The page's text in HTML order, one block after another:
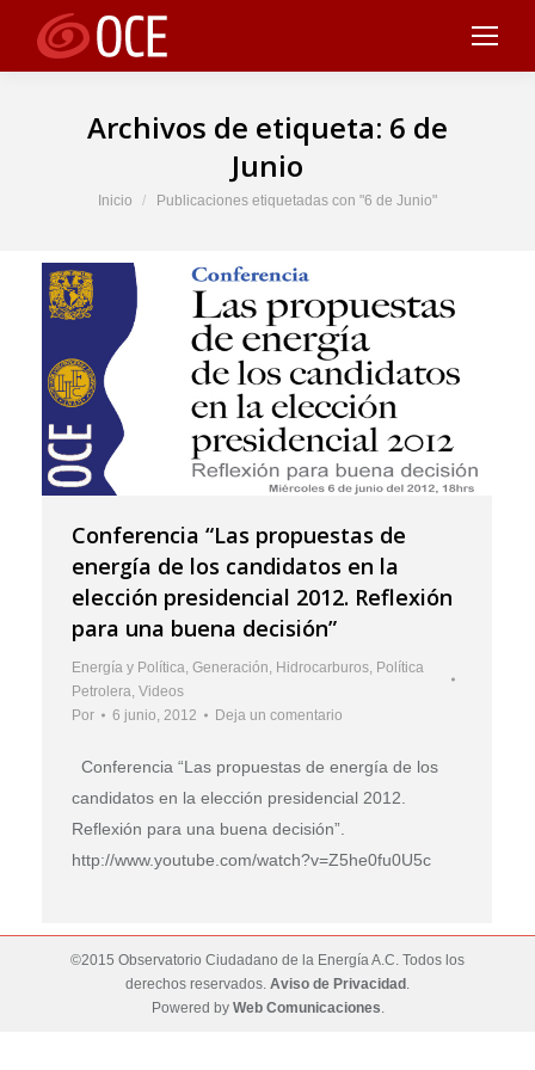
Archivos de etiqueta: 6 de
Junio
Estás aquí:
Inicio Publicaciones etiquetadas con "6 de Junio"
Conferencia “Las propuestas de
energía de los candidatos en la
elección presidencial 2012. Reflexión
para una buena decisión”
Energía y Política Generación Hidrocarburos Política
Petrolera Videos
Por
6 junio, 2012 Deja un comentario
Conferencia “Las propuestas de energía de los
candidatos en la elección presidencial 2012.
Reflexión para una buena decisión”.
http://www.youtube.com/watch?v=Z5he0fu0U5c
©2015 Observatorio Ciudadano de la Energía A.C. Todos los
derechos reservados. Aviso de Privacidad
Powered by Web Comunicaciones